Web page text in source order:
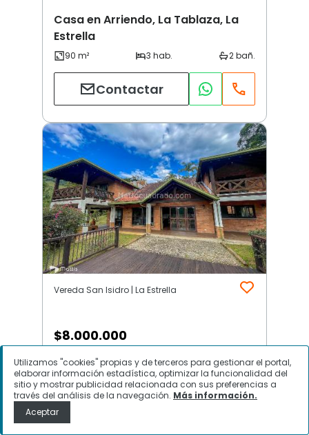
Casa en Arriendo, La Tablaza, La
Estrella
Contactar
Vereda San Isidro | La Estrella
$8.000.000
Casa en Arriendo, Vereda San
Isidro, La Estrella
Utilizamos "cookies" propias y de terceros para gestionar el portal,
elaborar información estadística, optimizar la funcionalidad del
sitio y mostrar publicidad relacionada con sus preferencias a
través del análisis de la navegación. Más información.
Aceptar